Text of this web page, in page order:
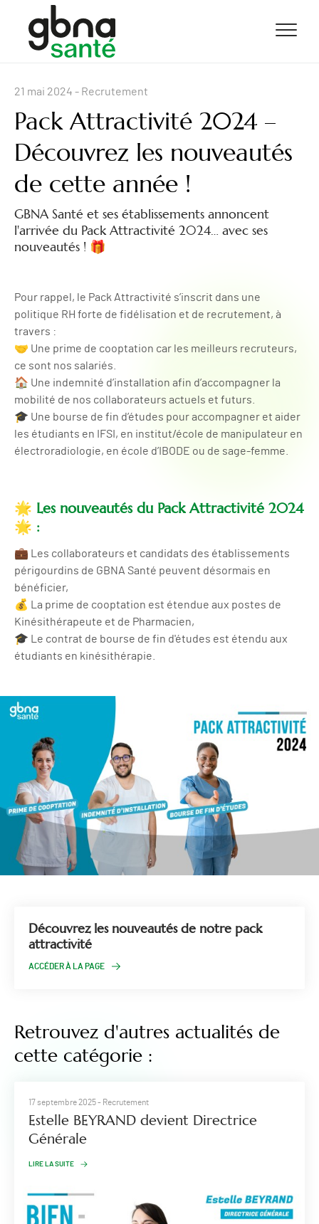
ALLER AU CONTENU
ALLER AU MENU
ALLER À LA RECHERCHE
21 mai 2024 - Recrutement
Pack Attractivité 2024 –
Découvrez les nouveautés
de cette année !
GBNA Santé et ses établissements annoncent
l'arrivée du Pack Attractivité 2024… avec ses
nouveautés ! 🎁
Pour rappel, le Pack Attractivité s’inscrit dans une
politique RH forte de fidélisation et de recrutement, à
travers :
🤝 Une prime de cooptation car les meilleurs recruteurs,
ce sont nos salariés.
🏠 Une indemnité d’installation afin d’accompagner la
mobilité de nos collaborateurs actuels et futurs.
🎓 Une bourse de fin d’études pour accompagner et aider
les étudiants en IFSI, en institut/école de manipulateur en
électroradiologie, en école d’IBODE ou de sage-femme.
🌟 Les nouveautés du Pack Attractivité 2024
🌟 :
💼 Les collaborateurs et candidats des établissements
périgourdins de GBNA Santé peuvent désormais en
bénéficier,
💰 La prime de cooptation est étendue aux postes de
Kinésithérapeute et de Pharmacien,
🎓 Le contrat de bourse de fin d'études est étendu aux
étudiants en kinésithérapie.
Découvrez les nouveautés de notre pack
attractivité
ACCÉDER À LA PAGE
Retrouvez d'autres actualités de
cette catégorie :
17 septembre 2025- Recrutement
Estelle BEYRAND devient Directrice
Générale
LIRE LA SUITE